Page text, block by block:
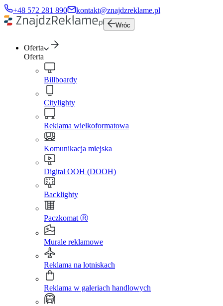
+48 572 281 890 kontakt@znajdzreklame.pl
Wróc
Oferta
Oferta
Billboardy
Citylighty
Reklama wielkoformatowa
Komunikacja miejska
Digital OOH (DOOH)
Backlighty
Paczkomat Ⓡ
Murale reklamowe
Reklama na lotniskach
Reklama w galeriach handlowych